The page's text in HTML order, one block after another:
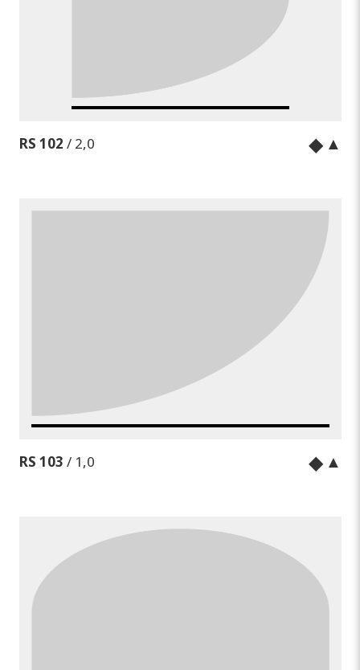
RS 102 / 2,0 ◆ ▲
RS 103 / 1,0 ◆ ▲